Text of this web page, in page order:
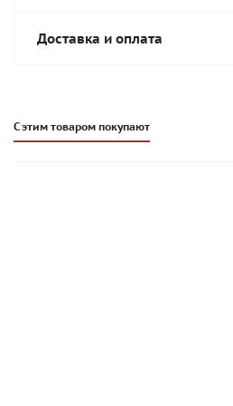
Доставка и оплата
С этим товаром покупают